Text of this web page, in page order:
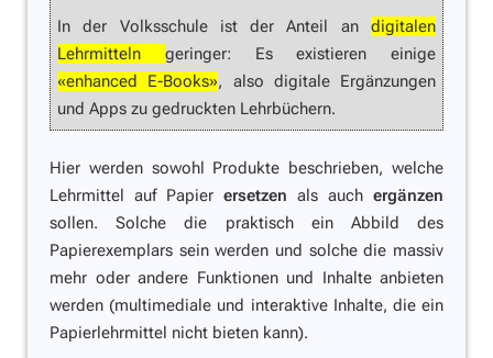
In der Volksschule ist der Anteil an digitalen
Lehrmitteln geringer: Es existieren einige
«enhanced E-Books», also digitale Ergänzungen
und Apps zu gedruckten Lehrbüchern.
Hier werden sowohl Produkte beschrieben, welche
Lehrmittel auf Papier ersetzen als auch ergänzen
sollen. Solche die praktisch ein Abbild des
Papierexemplars sein werden und solche die massiv
mehr oder andere Funktionen und Inhalte anbieten
werden (multimediale und interaktive Inhalte, die ein
Papierlehrmittel nicht bieten kann).